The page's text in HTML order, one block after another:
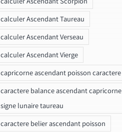
calculer Ascendant Taureau
calculer Ascendant Verseau
calculer Ascendant Vierge
capricorne ascendant poisson caractere
caractere balance ascendant capricorne
signe lunaire taureau
caractere belier ascendant poisson